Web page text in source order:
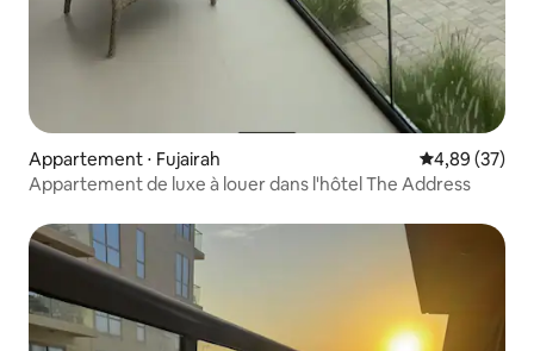
Appartement ⋅ Fujairah Évaluation
4,89 (37)
Appartement de luxe à louer dans l'hôtel The Address